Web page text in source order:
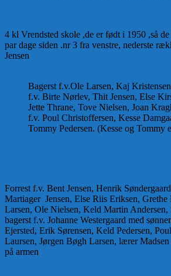
4 kl Vrendsted skole ,de er født i 1950 ,så
par dage siden .nr 3 fra venstre, nederste
Jensen
Bagerst f.v.Ole Larsen, Kaj
f.v. Birte Nørlev, Thit Jensen, Else
Jette Thrane, Tove Nielsen, Joan
f.v. Poul Christoffersen, Kesse
Tommy Pedersen. (Kesse og Tommy
Forrest f.v. Bent Jensen, Henrik
Martiager Jensen, Else Riis Eriksen,
Larsen, Ole Nielsen, Keld Martin
bagerst f.v. Johanne Westergaard med
Ejersted, Erik Sørensen, Keld Pedersen,
Laursen, Jørgen Bøgh Larsen, lærer Madsen
på armen